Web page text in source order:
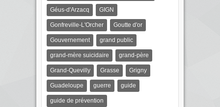
Géus-d'Arzacq GIGN
Gonfreville-L'Orcher Goutte d'or
Gouvernement grand public
grand-mère suicidaire grand-père
Grand-Quevilly Grasse Grigny
Guadeloupe guerre guide
guide de prévention